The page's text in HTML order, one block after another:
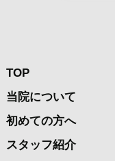
TOP
当院について
初めての方へ
スタッフ紹介